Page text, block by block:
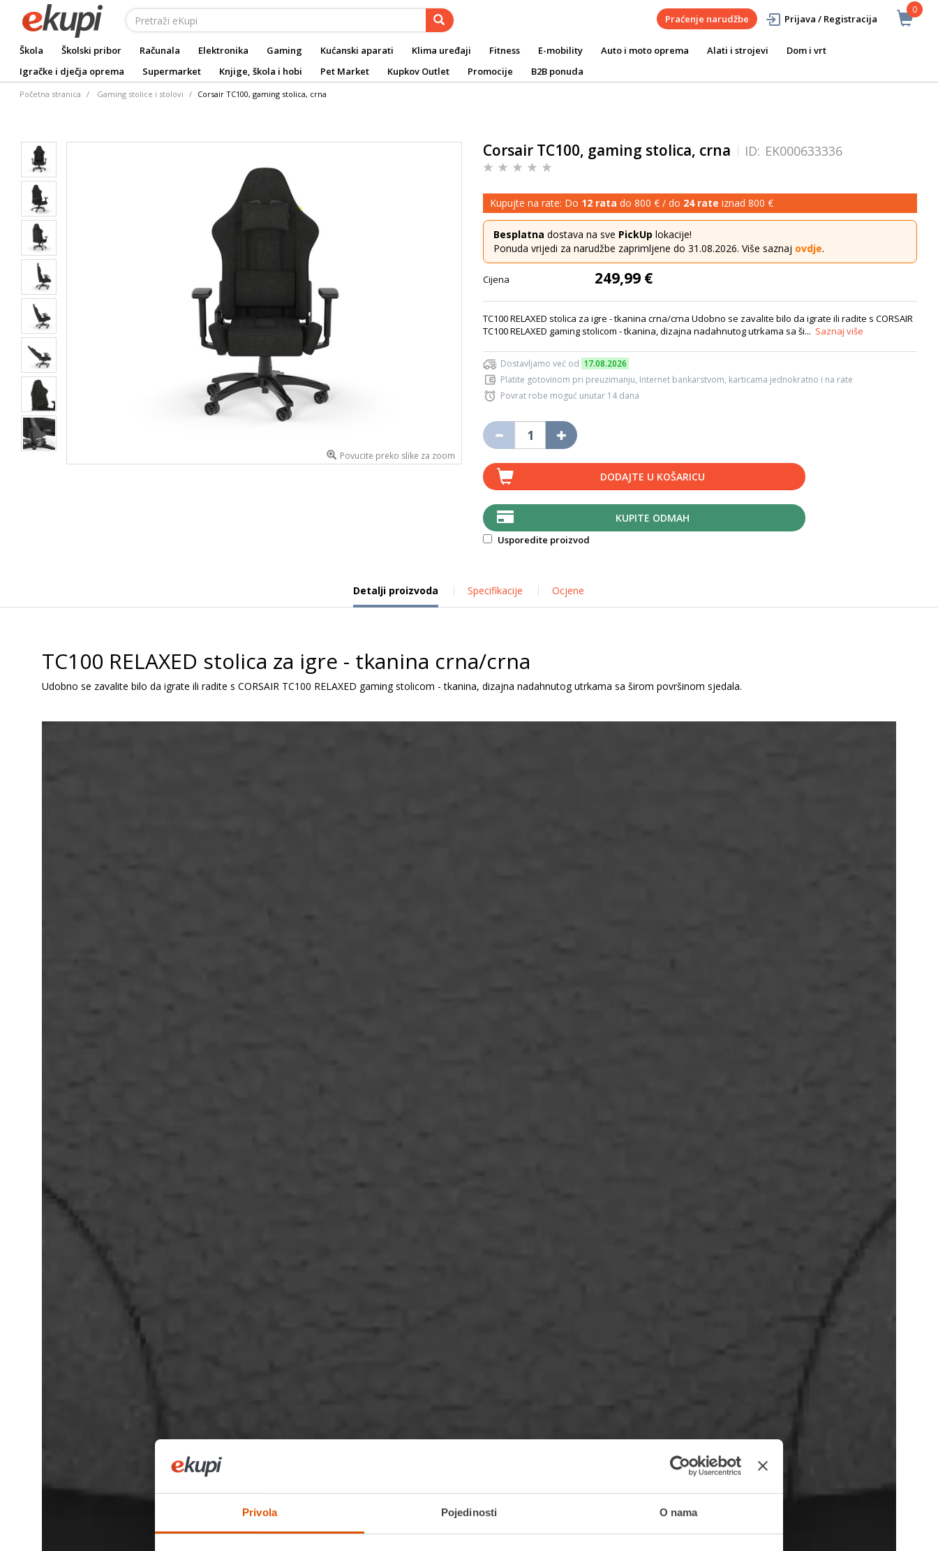
Privola Pojedinosti O nama
0
Praćenje narudžbe Prijava / Registracija
Škola Školski pribor Računala Elektronika Gaming Kućanski aparati Klima uređaji Fitness E-mobility Auto i moto oprema Alati i strojevi
Dom i vrt
Igračke i dječja oprema
Supermarket Knjige, škola i hobi Pet Market Kupkov Outlet Promocije B2B ponuda
Početna stranica Gaming stolice i stolovi Corsair TC100, gaming stolica, crna
Povucite preko slike za zoom
Corsair TC100, gaming stolica, crna ID: EK000633336
Kupujte na rate: Do 12 rata do 800 € / do 24 rate iznad 800 €
Besplatna dostava na sve PickUp lokacije!
Ponuda vrijedi za narudžbe zaprimljene do 31.08.2026. Više saznaj ovdje.
Cijena 249,99 €
TC100 RELAXED stolica za igre - tkanina crna/crna Udobno se zavalite bilo da igrate ili radite s CORSAIR
TC100 RELAXED gaming stolicom - tkanina, dizajna nadahnutog utrkama sa ši... Saznaj više
Dostavljamo već od 17.08.2026
Platite gotovinom pri preuzimanju, Internet bankarstvom, karticama jednokratno i na rate
Povrat robe moguć unutar 14 dana
DODAJTE U KOŠARICU
KUPITE ODMAH
Usporedite proizvod
Detalji proizvoda Specifikacije Ocjene
TC100 RELAXED stolica za igre - tkanina crna/crna
Udobno se zavalite bilo da igrate ili radite s CORSAIR TC100 RELAXED gaming stolicom - tkanina, dizajna nadahnutog utrkama sa širom površinom sjedala.